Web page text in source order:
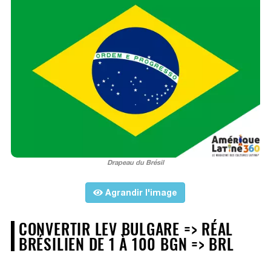
Drapeau du Brésil
Agrandir l'image
CONVERTIR LEV BULGARE => RÉAL
BRÉSILIEN DE 1 À 100 BGN => BRL